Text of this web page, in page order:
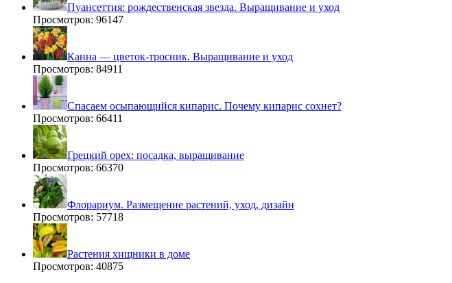
Пуансеттия: рождественская звезда. Выращивание и уход
Просмотров: 96147
Канна — цветок-тросник. Выращивание и уход
Просмотров: 84911
Спасаем осыпающийся кипарис. Почему кипарис сохнет?
Просмотров: 66411
Грецкий орех: посадка, выращивание
Просмотров: 66370
Флорариум. Размещение растений, уход, дизайн
Просмотров: 57718
Растения хищники в доме
Просмотров: 40875